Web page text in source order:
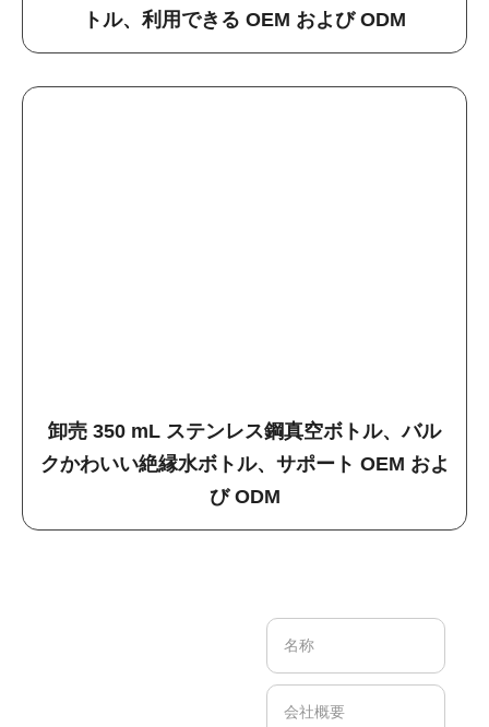
トル、利用できる OEM および ODM
卸売 350 mL ステンレス鋼真空ボトル、バル
クかわいい絶縁水ボトル、サポート OEM およ
び ODM